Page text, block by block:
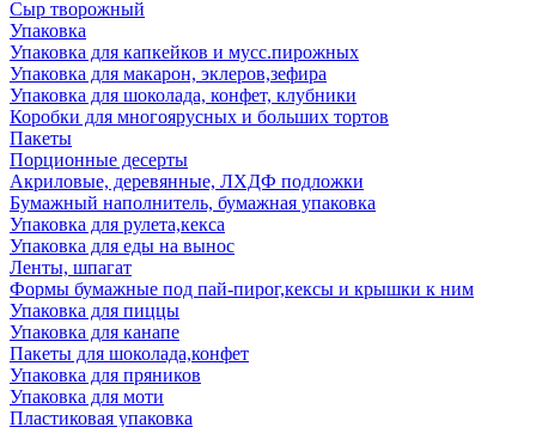
Сыр творожный
Упаковка
Упаковка для капкейков и мусс.пирожных
Упаковка для макарон, эклеров,зефира
Упаковка для шоколада, конфет, клубники
Коробки для многоярусных и больших тортов
Пакеты
Порционные десерты
Акриловые, деревянные, ЛХДФ подложки
Бумажный наполнитель, бумажная упаковка
Упаковка для рулета,кекса
Упаковка для еды на вынос
Ленты, шпагат
Формы бумажные под пай-пирог,кексы и крышки к ним
Упаковка для пиццы
Упаковка для канапе
Пакеты для шоколада,конфет
Упаковка для пряников
Упаковка для моти
Пластиковая упаковка